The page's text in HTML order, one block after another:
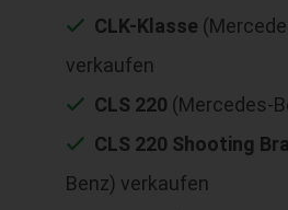
CLK-Klasse
verkaufen
CLS 220 (Mercedes-
CLS 220 Shooting
Benz) verkaufen